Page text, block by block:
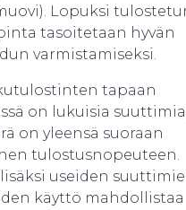
Lopuksi
tasoitetaan hyvän
varmistamiseksi.
tapaan
on lukuisia
on yleensä suoraan
tulostusnopeuteen.
useiden
käyttö